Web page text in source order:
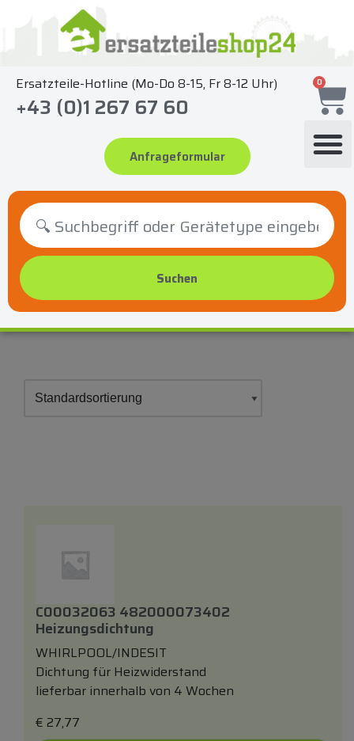
springen
Ersatzteile-Hotline (Mo-Do 8-15, Fr 8-12 Uhr)
+43 (0)1 267 67 60
Anfrageformular
0
C00032063 482000073402
Heizungsdichtung
WHIRLPOOL/INDESIT
Dichtung für Heizwiderstand
lieferbar innerhalb von 4 Wochen
€ 27,77